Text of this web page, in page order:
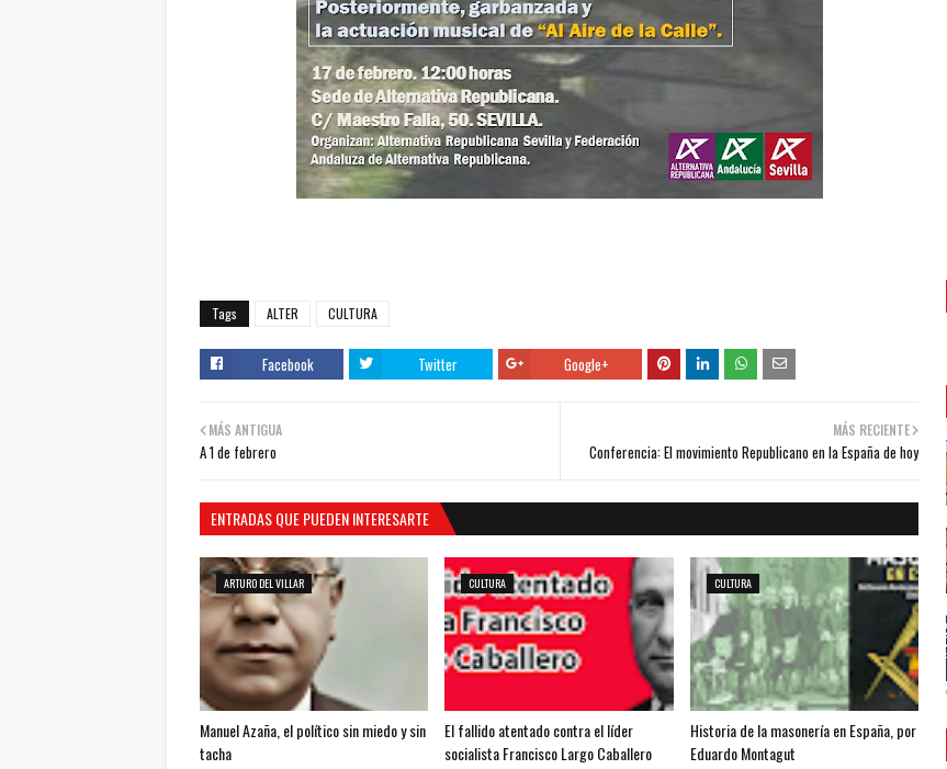
Tags ALTER CULTURA
Facebook Twitter Google+
MÁS RECIENTE
Conferencia: El movimiento Republicano en la España de hoy
MÁS ANTIGUA
A 1 de febrero
ENTRADAS QUE PUEDEN INTERESARTE
ARTURO DEL VILLAR
Manuel Azaña, el político sin miedo y sin
tacha
CULTURA
El fallido atentado contra el líder
socialista Francisco Largo Caballero
CULTURA
Historia de la masonería en España, por
Eduardo Montagut